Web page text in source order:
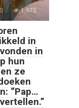
1,972
in
in
hun
ze
“Pap…